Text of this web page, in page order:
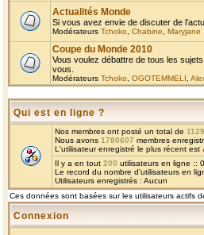
Actualités Monde
Si vous avez envie de discuter de
Modérateurs Tchoko Chabine Maryjane
Coupe du Monde 2010
Vous voulez débattre de tous les
vous.
Modérateurs Tchoko OGOTEMMELI
Qui est en ligne ?
Nos membres ont posté un total de
Nous avons 1780607 membres
L'utilisateur enregistré le plus récent est
Il y a en tout 200 utilisateurs en ligne ::
Le record du nombre d'utilisateurs en
Utilisateurs enregistrés : Aucun
Ces données sont basées sur les utilisateurs actifs
Connexion